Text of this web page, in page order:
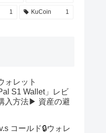
1 KuCoin 1
ォレット
S1 Wallet」レビ
入方法▶ 資産の避
コールド🔒ウォレ